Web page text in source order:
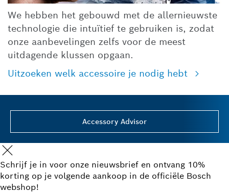
We hebben het gebouwd met de allernieuwste
technologie die intuïtief te gebruiken is, zodat
onze aanbevelingen zelfs voor de meest
uitdagende klussen opgaan.
Uitzoeken welk accessoire je nodig hebt
Accessory Advisor
Schrijf je in voor onze nieuwsbrief en ontvang 10%
korting op je volgende aankoop in de officiële Bosch
webshop!